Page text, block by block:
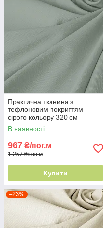
Практична тканина з
тефлоновим покриттям
сірого кольору 320 см
Туреччина - зберігає вигляд
роками
В наявності
967 ₴/пог.м
1 257 ₴/пог.м
Купити
–23%